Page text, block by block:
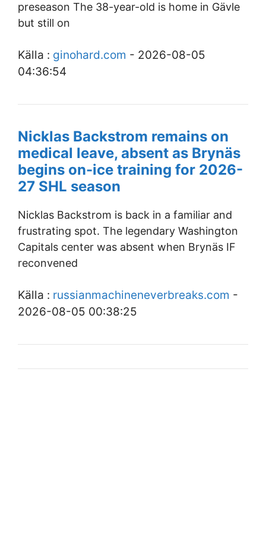
preseason The 38-year-old is home in Gävle
but still on
Källa : ginohard.com - 2026-08-05
04:36:54
Nicklas Backstrom remains on
medical leave, absent as Brynäs
begins on-ice training for 2026-
27 SHL season
Nicklas Backstrom is back in a familiar and
frustrating spot. The legendary Washington
Capitals center was absent when Brynäs IF
reconvened
Källa : russianmachineneverbreaks.com -
2026-08-05 00:38:25